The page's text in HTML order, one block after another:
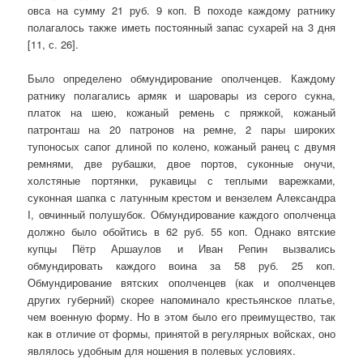
овса на сумму 21 руб. 9 коп. В походе каждому ратнику
полагалось также иметь постоянный запас сухарей на 3 дня
[11, с. 26].
Было определено обмундирование ополченцев. Каждому
ратнику полагались армяк и шаровары из серого сукна,
платок на шею, кожаный ремень с пряжкой, кожаный
патронташ на 20 патронов на ремне, 2 пары широких
тупоносых сапог длиной по колено, кожаный ранец с двумя
ремнями, две рубашки, двое портов, суконные онучи,
холстяные портянки, рукавицы с теплыми варежками,
суконная шапка с латунным крестом и вензелем Александра
I, овчинный полушубок. Обмундирование каждого ополченца
должно было обойтись в 62 руб. 55 коп. Однако вятские
купцы Пётр Аршаулов и Иван Репин вызвались
обмундировать каждого воина за 58 руб. 25 коп.
Обмундирование вятских ополченцев (как и ополченцев
других губерний) скорее напоминало крестьянское платье,
чем военную форму. Но в этом было его преимущество, так
как в отличие от формы, принятой в регулярных войсках, оно
являлось удобным для ношения в полевых условиях.